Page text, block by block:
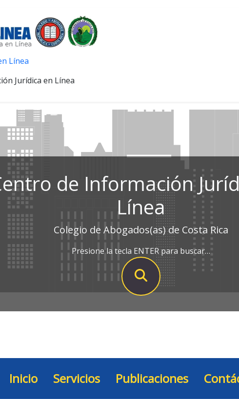
Línea
Jurídica en Línea
de Información
Línea
Colegio de Abogados(as) de Costa Rica
Presione la tecla ENTER para buscar…
Inicio Servicios Publicaciones